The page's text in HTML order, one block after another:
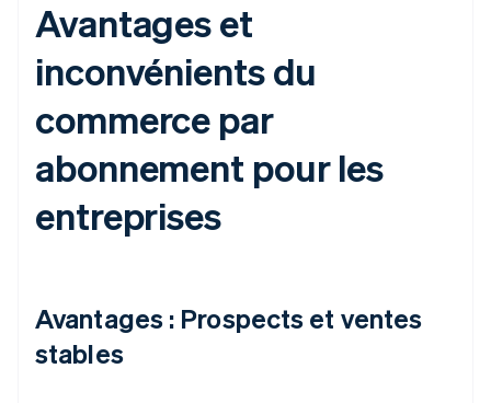
Avantages et
inconvénients du
commerce par
abonnement pour les
entreprises
Avantages : Prospects et ventes
stables